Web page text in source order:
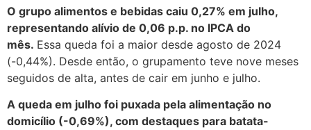
O grupo alimentos e bebidas caiu 0,27% em julho,
representando alívio de 0,06 p.p. no IPCA do
mês. Essa queda foi a maior desde agosto de 2024
(-0,44%). Desde então, o grupamento teve nove meses
seguidos de alta, antes de cair em junho e julho.
A queda em julho foi puxada pela alimentação no
domicílio (-0,69%), com destaques para batata-